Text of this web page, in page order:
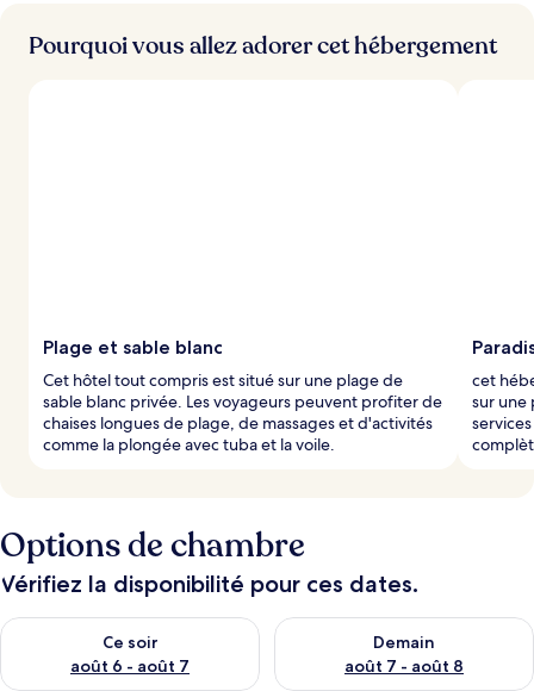
Pourquoi vous allez adorer cet hébergement
Plage et sable blanc
Cet hôtel tout compris est situé sur une plage de
sable blanc privée. Les voyageurs peuvent profiter de
chaises longues de plage, de massages et d'activités
comme la plongée avec tuba et la voile.
cet
sur une
Options de chambre
Vérifiez la disponibilité pour ces dates.
Ce soir
août 6 - août 7
Vérifier la disponibilité pour ce soir août 6 - août 7
Demain
août 7 - août 8
Vérifier la disponibilité pour